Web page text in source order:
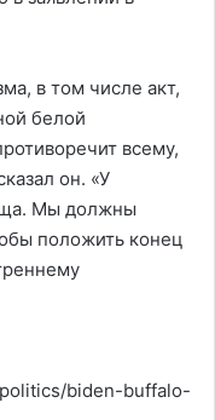
в том числе акт,
белой
всему,
он. «У
Мы должны
положить конец
biden-buffalo-